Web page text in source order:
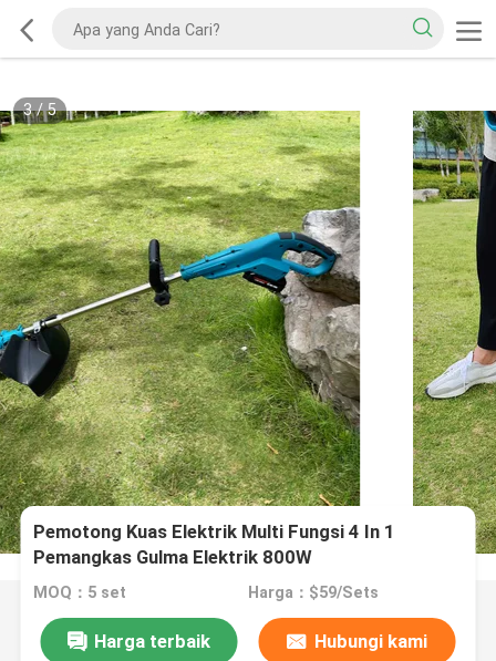
3/5
Pemotong Kuas Elektrik Multi Fungsi 4 In 1
Pemangkas Gulma Elektrik 800W
MOQ：5 set Harga：$59/Sets
Harga terbaik Hubungi kami